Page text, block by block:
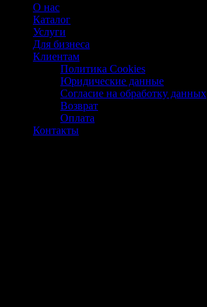
О нас
Каталог
Услуги
Для бизнеса
Клиентам
Политика Cookies
Юридические данные
Согласие на обработку данных
Возврат
Оплата
Контакты